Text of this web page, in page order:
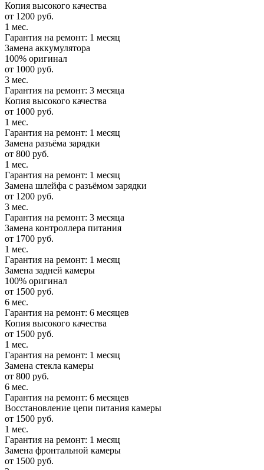
Копия высокого качества
от 1200 руб.
1 мес.
Гарантия на ремонт: 1 месяц
Замена аккумулятора
100% оригинал
от 1000 руб.
3 мес.
Гарантия на ремонт: 3 месяца
Копия высокого качества
от 1000 руб.
1 мес.
Гарантия на ремонт: 1 месяц
Замена разъёма зарядки
от 800 руб.
1 мес.
Гарантия на ремонт: 1 месяц
Замена шлейфа с разъёмом зарядки
от 1200 руб.
3 мес.
Гарантия на ремонт: 3 месяца
Замена контроллера питания
от 1700 руб.
1 мес.
Гарантия на ремонт: 1 месяц
Замена задней камеры
100% оригинал
от 1500 руб.
6 мес.
Гарантия на ремонт: 6 месяцев
Копия высокого качества
от 1500 руб.
1 мес.
Гарантия на ремонт: 1 месяц
Замена стекла камеры
от 800 руб.
6 мес.
Гарантия на ремонт: 6 месяцев
Восстановление цепи питания камеры
от 1500 руб.
1 мес.
Гарантия на ремонт: 1 месяц
Замена фронтальной камеры
от 1500 руб.